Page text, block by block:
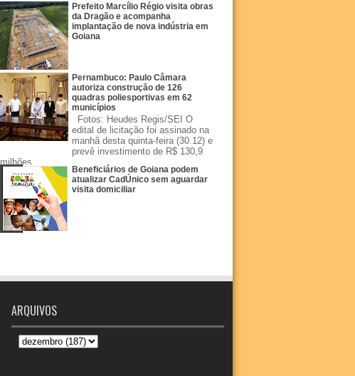
Prefeito Marcílio Régio visita obras
da Dragão e acompanha
implantação de nova indústria em
Goiana
Pernambuco: Paulo Câmara
autoriza construção de 126
quadras poliesportivas em 62
municípios
Fotos: Heudes Regis/SEI O
edital de licitação foi assinado na
manhã desta quinta-feira (30.12) e
prevê investimento de R$ 130,9
milhões.
Beneficiários de Goiana podem
atualizar CadÚnico sem aguardar
visita domiciliar
ARQUIVOS